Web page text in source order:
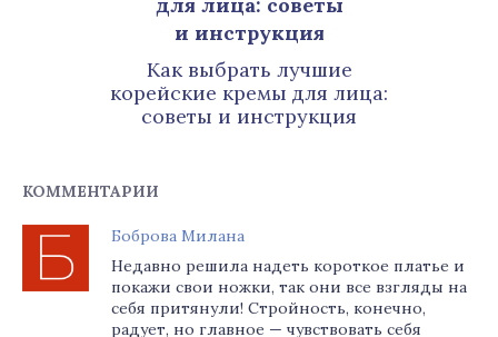
Как выбрать лучшие
корейские кремы для лица:
советы и инструкция
КОММЕНТАРИИ
Боброва Милана
Недавно решила надеть короткое платье и
покажи свои ножки, так они все взгляды на
себя притянули! Стройность, конечно,
радует, но главное — чувствовать себя